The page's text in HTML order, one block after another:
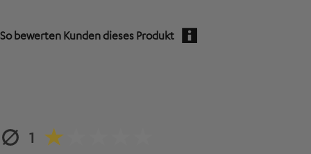
So bewerten Kunden dieses Produkt
1